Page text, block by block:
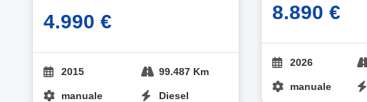
4.990 €
2015 99.487 Km
manuale Diesel
8.890 €
2026
manuale